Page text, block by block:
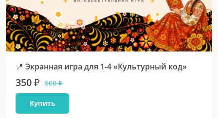
📍 Экранная игра для 1-4 «Культурный код»
350 ₽ 500 ₽
Купить